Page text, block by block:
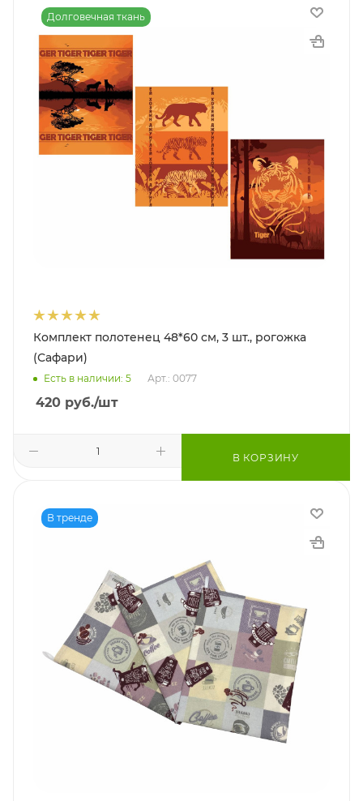
Долговечная ткань
Комплект полотенец 48*60 см, 3 шт., рогожка
(Сафари)
Есть в наличии: 5 Арт.: 0077
420 руб./шт
В КОРЗИНУ
В тренде